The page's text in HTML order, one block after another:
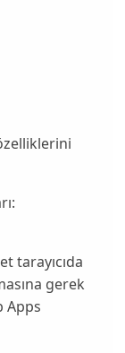
tarayıcıda
gerek
Apps